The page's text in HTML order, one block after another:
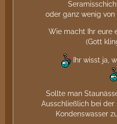
oder ganz wenig
Wie macht Ihr eure
(Gott
Ihr wisst ja,
Sollte man
Ausschließlich bei
Kondenswasser